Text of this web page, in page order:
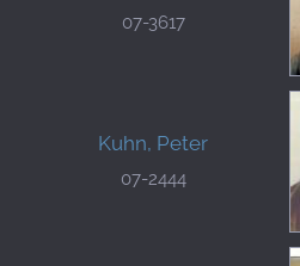
07-3617
Kuhn, Peter
07-2444